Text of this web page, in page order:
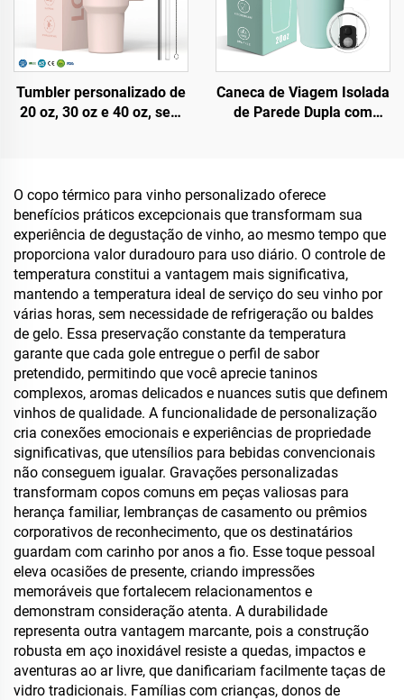
Tumbler personalizado de
20 oz, 30 oz e 40 oz, sem
prova de vazamentos,
canudo e alça, ideal para
viagens
Caneca de Viagem Isolada
de Parede Dupla com
O copo térmico para vinho personalizado oferece
benefícios práticos excepcionais que transformam sua
experiência de degustação de vinho, ao mesmo tempo que
proporciona valor duradouro para uso diário. O controle de
temperatura constitui a vantagem mais significativa,
mantendo a temperatura ideal de serviço do seu vinho por
várias horas, sem necessidade de refrigeração ou baldes
de gelo. Essa preservação constante da temperatura
garante que cada gole entregue o perfil de sabor
pretendido, permitindo que você aprecie taninos
complexos, aromas delicados e nuances sutis que definem
vinhos de qualidade. A funcionalidade de personalização
cria conexões emocionais e experiências de propriedade
significativas, que utensílios para bebidas convencionais
não conseguem igualar. Gravações personalizadas
transformam copos comuns em peças valiosas para
herança familiar, lembranças de casamento ou prêmios
corporativos de reconhecimento, que os destinatários
guardam com carinho por anos a fio. Esse toque pessoal
eleva ocasiões de presente, criando impressões
memoráveis que fortalecem relacionamentos e
demonstram consideração atenta. A durabilidade
representa outra vantagem marcante, pois a construção
robusta em aço inoxidável resiste a quedas, impactos e
aventuras ao ar livre, que danificariam facilmente taças de
vidro tradicionais. Famílias com crianças, donos de